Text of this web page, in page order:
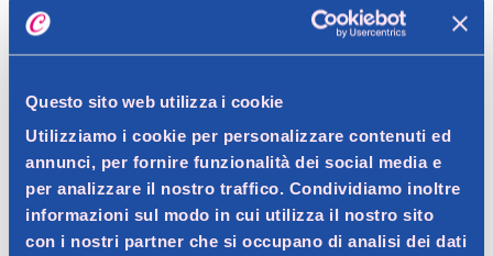
Questo sito web utilizza i cookie
Utilizziamo i cookie per personalizzare contenuti ed
annunci, per fornire funzionalità dei social media e
per analizzare il nostro traffico. Condividiamo inoltre
informazioni sul modo in cui utilizza il nostro sito
con i nostri partner che si occupano di analisi dei dati
Ritiro in negozio gratuito per i clienti registrati
Dettagli prodotto